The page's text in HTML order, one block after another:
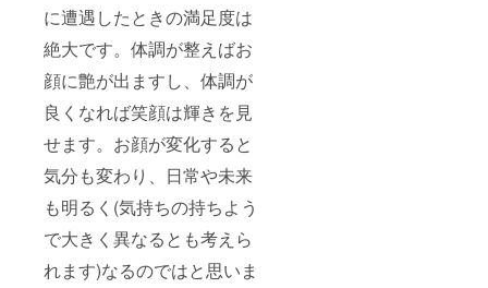
に遭遇したときの満足度は
絶大です。体調が整えばお
顔に艶が出ますし、体調が
良くなれば笑顔は輝きを見
せます。お顔が変化すると
気分も変わり、日常や未来
も明るく(気持ちの持ちよう
で大きく異なるとも考えら
れます)なるのではと思いま